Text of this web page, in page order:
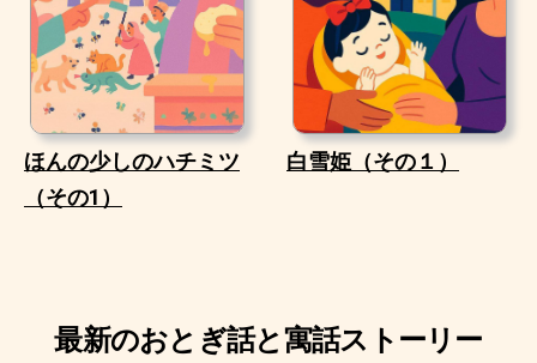
ほんの少しのハチミツ
（その1）
白雪姫（その１）
最新のおとぎ話と寓話ストーリー